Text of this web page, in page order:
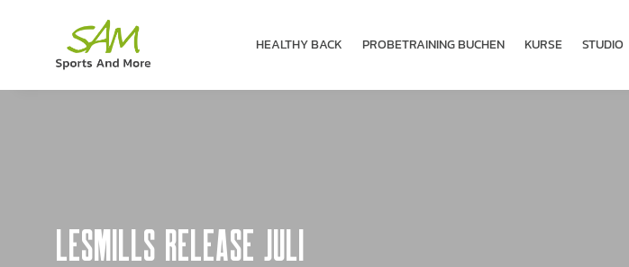
HEALTHY BACK PROBE­TRAINING BUCHEN KURSE STUDIO
LESMILLS RELEASE JULI